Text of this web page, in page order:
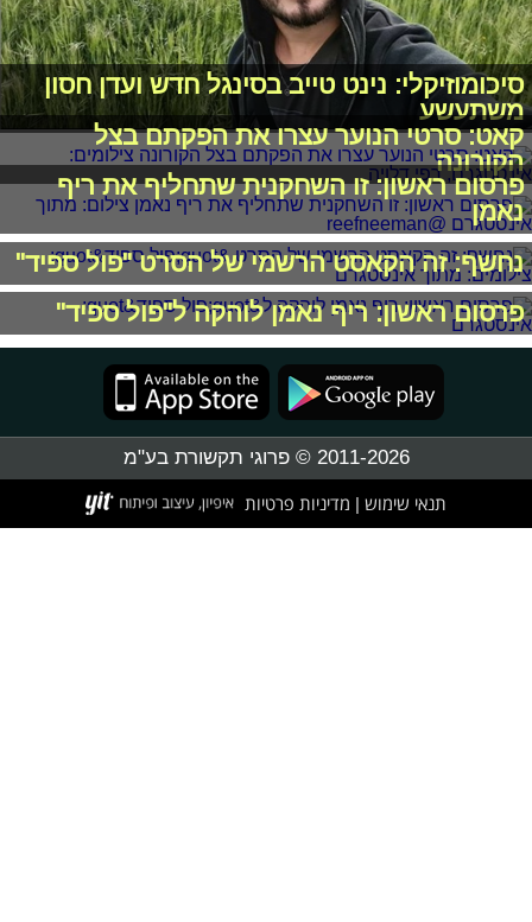
סיכומוזיקלי: נינט טייב בסינגל חדש ועדן חסון
משתעשע
קאט: סרטי הנוער עצרו את הפקתם בצל
הקורונה
פרסום ראשון: זו השחקנית שתחליף את ריף
נאמן
נחשף: זה הקאסט הרשמי של הסרט "פול ספיד"
פרסום ראשון: ריף נאמן לוהקה ל"פול ספיד"
2011-2026 © פרוגי תקשורת בע"מ
תנאי שימוש מדיניות פרטיות